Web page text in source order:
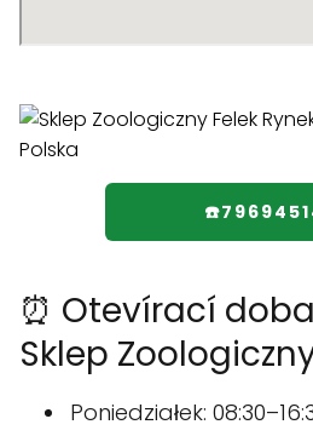
⏰ Otevírací
Sklep
Poniedziałek: